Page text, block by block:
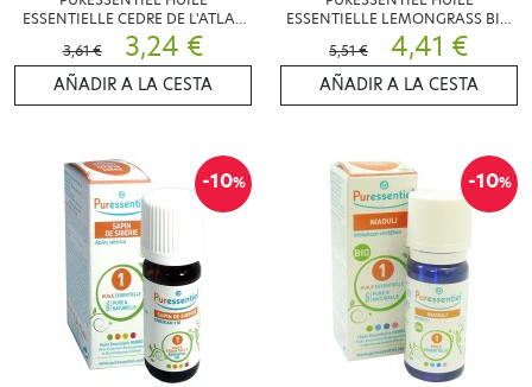
ESSENTIELLE CEDRE DE L'ATLAS
BIO 5ML
3,61 € 3,24 €
AÑADIR A LA CESTA
ESSENTIELLE LEMONGRASS BIO
10ML
5,51 € 4,41 €
AÑADIR A LA CESTA
-10% -10%